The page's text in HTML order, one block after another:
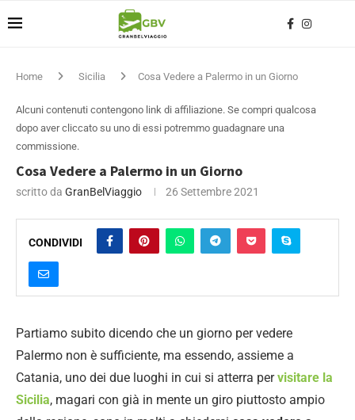
Home Sicilia Cosa Vedere a Palermo in un Giorno
Alcuni contenuti contengono link di affiliazione. Se compri qualcosa
dopo aver cliccato su uno di essi potremmo guadagnare una
commissione.
Cosa Vedere a Palermo in un Giorno
scritto da GranBelViaggio 26 Settembre 2021
CONDIVIDI
Partiamo subito dicendo che un giorno per vedere
Palermo non è sufficiente, ma essendo, assieme a
Catania, uno dei due luoghi in cui si atterra pervisitare la
Sicilia, magari con già in mente un giro piuttosto ampio